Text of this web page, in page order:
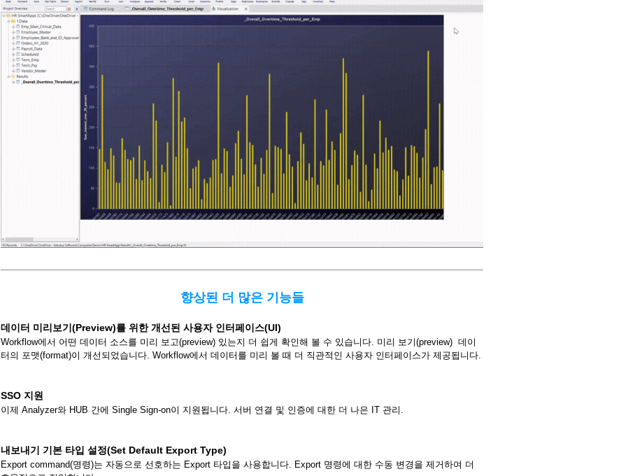
향상된 더 많은 기능들
데이터 미리보기(Preview)를 위한 개선된 사용자 인터페이스(UI)
Workflow에서 어떤 데이터 소스를 미리 보고(preview) 있는지 더 쉽게 확인해 볼 수 있습니다. 미리 보기(preview) 데이
터의 포맷(format)이 개선되었습니다. Workflow에서 데이터를 미리 볼 때 더 직관적인 사용자 인터페이스가 제공됩니다.
SSO 지원
이제 Analyzer와 HUB 간에 Single Sign-on이 지원됩니다. 서버 연결 및 인증에 대한 더 나은 IT 관리.
내보내기 기본 타입 설정(Set Default Export Type)
Export command(명령)는 자동으로 선호하는 Export 타입을 사용합니다. Export 명령에 대한 수동 변경을 제거하여 더